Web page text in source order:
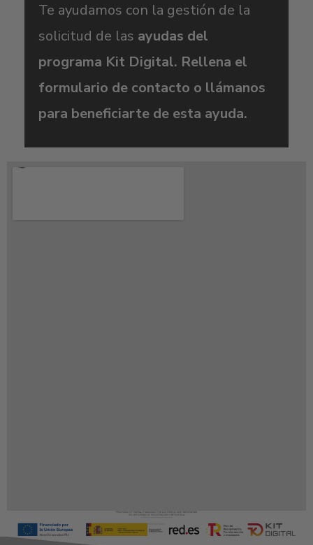
Te ayudamos con la gestión de la
solicitud de las ayudas del
programa Kit Digital. Rellena el
formulario de contacto o llámanos
para beneficiarte de esta ayuda.